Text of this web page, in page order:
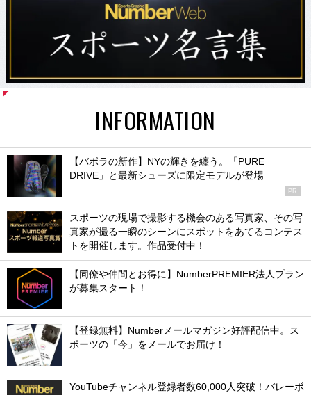
INFORMATION
【バボラの新作】NYの輝きを纏う。「PURE
DRIVE」と最新シューズに限定モデルが登場
PR
スポーツの現場で撮影する機会のある写真家、その写
真家が撮る一瞬のシーンにスポットをあてるコンテス
トを開催します。作品受付中！
【同僚や仲間とお得に】NumberPREMIER法人プラン
が募集スタート！
【登録無料】Numberメールマガジン好評配信中。ス
ポーツの「今」をメールでお届け！
YouTubeチャンネル登録者数60,000人突破！バレーボ